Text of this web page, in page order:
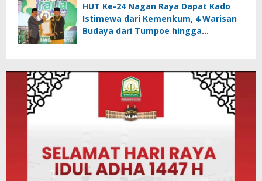
HUT Ke-24 Nagan Raya Dapat Kado
Istimewa dari Kemenkum, 4 Warisan
Budaya dari Tumpoe hingga